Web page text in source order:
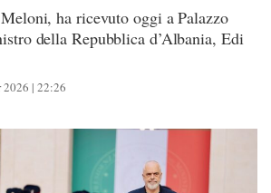
ha ricevuto oggi a Palazzo
della Repubblica d’Albania, Edi
2026 | 22:26